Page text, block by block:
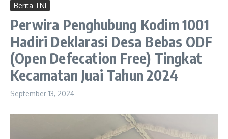
Berita TNI
Perwira Penghubung Kodim 1001
Hadiri Deklarasi Desa Bebas ODF
(Open Defecation Free) Tingkat
Kecamatan Juai Tahun 2024
September 13, 2024